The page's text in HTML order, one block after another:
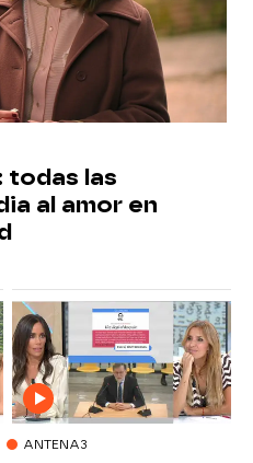
todas las
al amor en
ANTENA3